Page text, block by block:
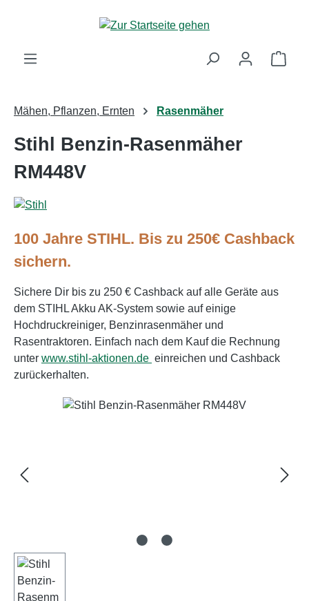
Zum Hauptinhalt springen
Mähen, Pflanzen, Ernten Rasenmäher
Stihl Benzin-Rasenmäher
RM448V
100 Jahre STIHL. Bis zu 250€ Cashback
sichern.
Sichere Dir bis zu 250 € Cashback auf alle Geräte aus
dem STIHL Akku AK-System sowie auf einige
Hochdruckreiniger, Benzinrasenmäher und
Rasentraktoren. Einfach nach dem Kauf die Rechnung
unter www.stihl-aktionen.de einreichen und Cashback
zurückerhalten.
Bildergalerie überspringen